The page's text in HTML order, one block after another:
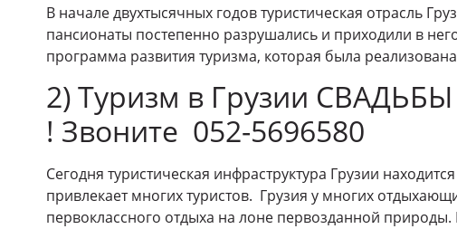
В начале двухтысячных годов туристическая отрасль
пансионаты постепенно разрушались и приходили в
программа развития туризма, которая была
2) Туризм в Грузии
! Звоните 052-5696580
Сегодня туристическая инфраструктура Грузии
привлекает многих туристов. Грузия у многих
первоклассного отдыха на лоне первозданной